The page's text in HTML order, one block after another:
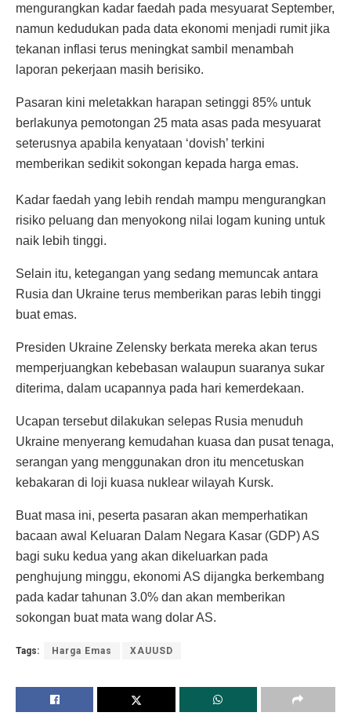
mengurangkan kadar faedah pada mesyuarat September,
namun kedudukan pada data ekonomi menjadi rumit jika
tekanan inflasi terus meningkat sambil menambah
laporan pekerjaan masih berisiko.
Pasaran kini meletakkan harapan setinggi 85% untuk
berlakunya pemotongan 25 mata asas pada mesyuarat
seterusnya apabila kenyataan ‘dovish’ terkini
memberikan sedikit sokongan kepada harga emas.
Kadar faedah yang lebih rendah mampu mengurangkan
risiko peluang dan menyokong nilai logam kuning untuk
naik lebih tinggi.
Selain itu, ketegangan yang sedang memuncak antara
Rusia dan Ukraine terus memberikan paras lebih tinggi
buat emas.
Presiden Ukraine Zelensky berkata mereka akan terus
memperjuangkan kebebasan walaupun suaranya sukar
diterima, dalam ucapannya pada hari kemerdekaan.
Ucapan tersebut dilakukan selepas Rusia menuduh
Ukraine menyerang kemudahan kuasa dan pusat tenaga,
serangan yang menggunakan dron itu mencetuskan
kebakaran di loji kuasa nuklear wilayah Kursk.
Buat masa ini, peserta pasaran akan memperhatikan
bacaan awal Keluaran Dalam Negara Kasar (GDP) AS
bagi suku kedua yang akan dikeluarkan pada
penghujung minggu, ekonomi AS dijangka berkembang
pada kadar tahunan 3.0% dan akan memberikan
sokongan buat mata wang dolar AS.
Tags: Harga Emas XAUUSD